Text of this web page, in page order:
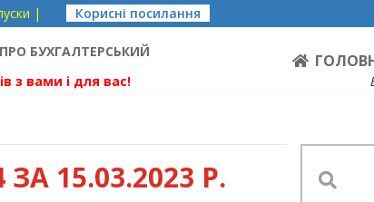
| Корисні посилання
БУХГАЛТЕРСЬКИЙ
з вами і для вас!
15.03.2023 Р.